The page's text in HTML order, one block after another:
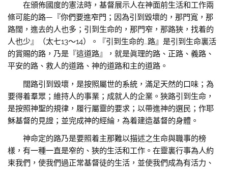
在頒佈國度的憲法時，基督展示人在神面前生活和工作兩
條可能的路—『你們要進窄門；因為引到毀壞的，那門寬，那
路闊，進去的人也多；引到生命的，那門窄，那路狹，找着的
人也少』（太七13～14）。『引到生命的…路』是引到生命裏活
的賞賜的路，乃是『這道路』，就是眞理的路、正路、義路、
平安的路、救人的道路、神的道路和主的道路。
闊路引到毀壞，是按照屬世的系統，滿足天然的口味；為
要得着羣眾；維持人的事業；成就人的企業。狹路引到生命，
是按照神聖的規律，履行屬靈的要求；以帶進神的選民；作耶
穌基督的見證；並完成神的經綸，為着建造基督的身體。
神命定的路乃是要照着主那難以描述之生命與職事的榜
樣，有一種一直是窄的、狹的生活和工作。在靈裏行事為人約
束我們，使我們過正常基督徒的生活，並使我們成為有活力、